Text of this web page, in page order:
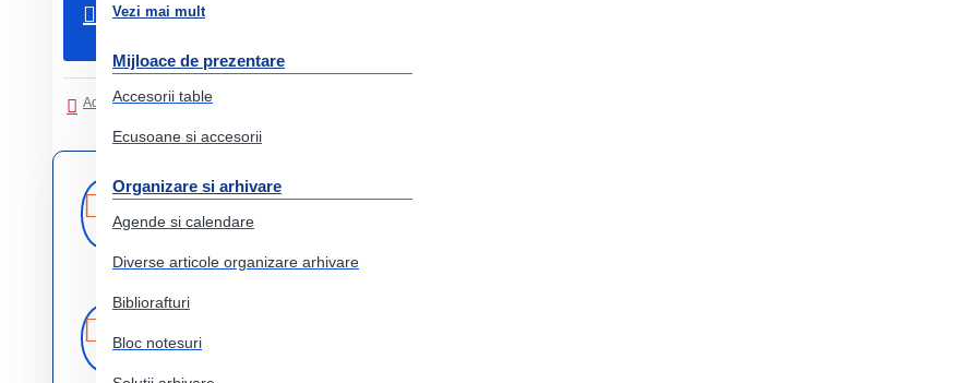
Vezi mai mult
Mijloace de prezentare
Accesorii table
Ecusoane si accesorii
Organizare si arhivare
Agende si calendare
Diverse articole organizare arhivare
Bibliorafturi
Bloc notesuri
Adauga in Cos
Adaugati in Lista de dorinte
Livrare
rapida
Livrare prin
Retur
produs in 14 zile